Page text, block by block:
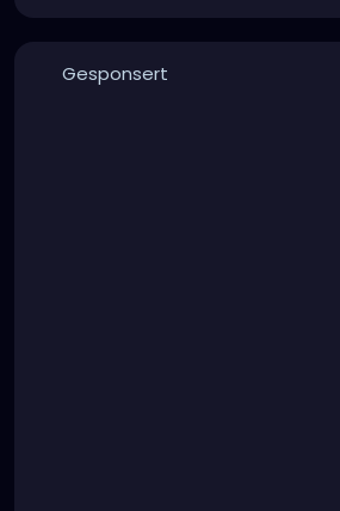
Gesponsert